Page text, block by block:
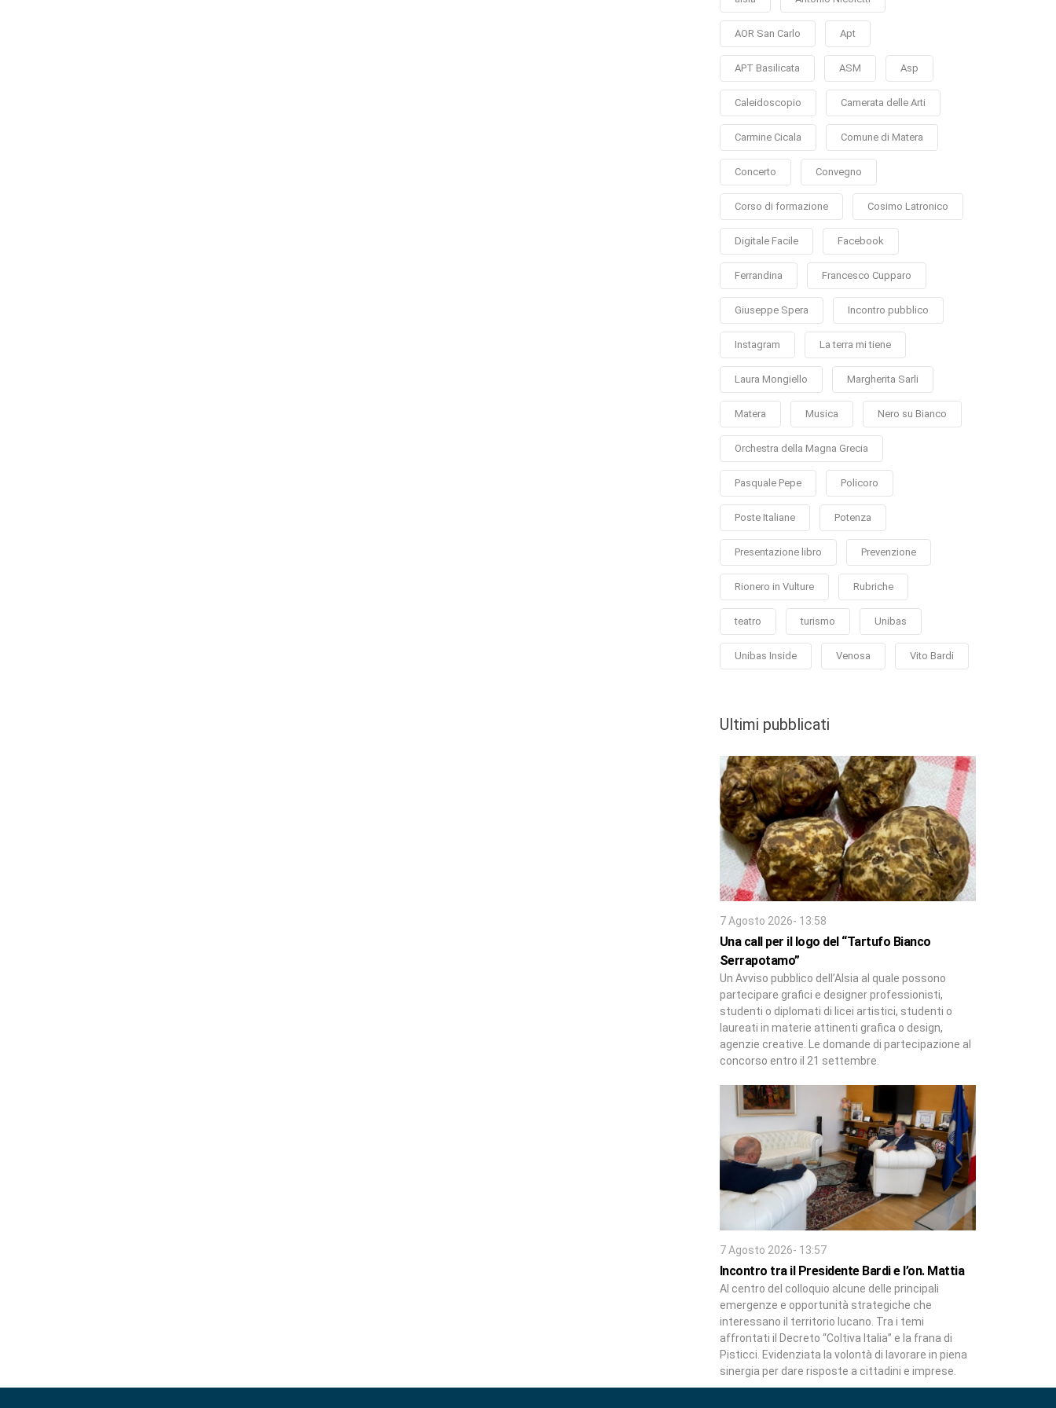
AOR San Carlo Apt
APT Basilicata ASM Asp
Caleidoscopio Camerata delle Arti
Carmine Cicala Comune di Matera
Concerto Convegno
Corso di formazione Cosimo Latronico
Digitale Facile Facebook
Ferrandina Francesco Cupparo
Giuseppe Spera Incontro pubblico
Instagram La terra mi tiene
Laura Mongiello Margherita Sarli
Matera Musica Nero su Bianco
Orchestra della Magna Grecia
Pasquale Pepe Policoro
Poste Italiane Potenza
Presentazione libro Prevenzione
Rionero in Vulture Rubriche
teatro turismo Unibas
Unibas Inside Venosa Vito Bardi
Ultimi pubblicati
7 Agosto 2026- 13:58
Una call per il logo del “Tartufo Bianco
Serrapotamo”
Un Avviso pubblico dell’Alsia al quale possono
partecipare grafici e designer professionisti,
studenti o diplomati di licei artistici, studenti o
laureati in materie attinenti grafica o design,
agenzie creative. Le domande di partecipazione al
concorso entro il 21 settembre.
7 Agosto 2026- 13:57
Incontro tra il Presidente Bardi e l’on. Mattia
Al centro del colloquio alcune delle principali
emergenze e opportunità strategiche che
interessano il territorio lucano. Tra i temi
affrontati il Decreto “Coltiva Italia” e la frana di
Pisticci. Evidenziata la volontà di lavorare in piena
sinergia per dare risposte a cittadini e imprese.